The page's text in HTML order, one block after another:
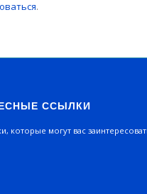
.
ССЫЛКИ
которые могут вас